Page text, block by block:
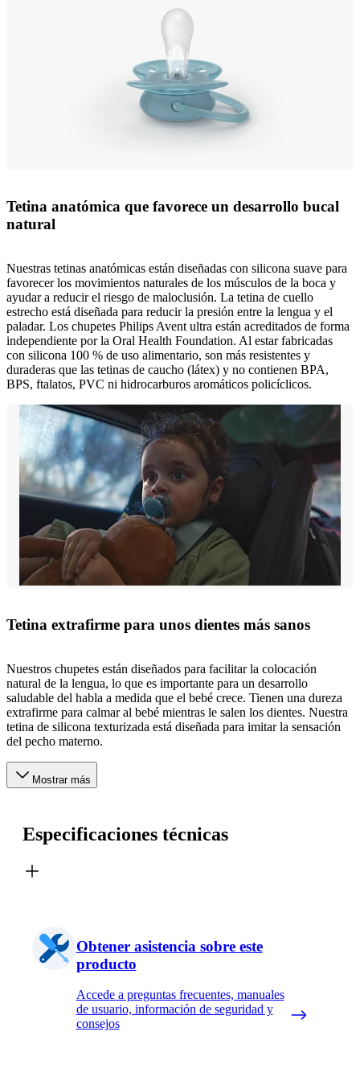
Tetina anatómica que favorece un desarrollo bucal
natural
Nuestras tetinas anatómicas están diseñadas con silicona suave para
favorecer los movimientos naturales de los músculos de la boca y
ayudar a reducir el riesgo de maloclusión. La tetina de cuello
estrecho está diseñada para reducir la presión entre la lengua y el
paladar. Los chupetes Philips Avent ultra están acreditados de forma
independiente por la Oral Health Foundation. Al estar fabricadas
con silicona 100 % de uso alimentario, son más resistentes y
duraderas que las tetinas de caucho (látex) y no contienen BPA,
BPS, ftalatos, PVC ni hidrocarburos aromáticos policíclicos.
Tetina extrafirme para unos dientes más sanos
Nuestros chupetes están diseñados para facilitar la colocación
natural de la lengua, lo que es importante para un desarrollo
saludable del habla a medida que el bebé crece. Tienen una dureza
extrafirme para calmar al bebé mientras le salen los dientes. Nuestra
tetina de silicona texturizada está diseñada para imitar la sensación
del pecho materno.
Mostrar más
Especificaciones técnicas
Obtener asistencia sobre este
producto
Accede a preguntas frecuentes, manuales
de usuario, información de seguridad y
consejos